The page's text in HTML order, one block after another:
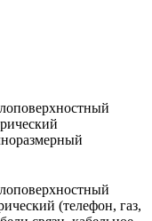
(телефон, газ,